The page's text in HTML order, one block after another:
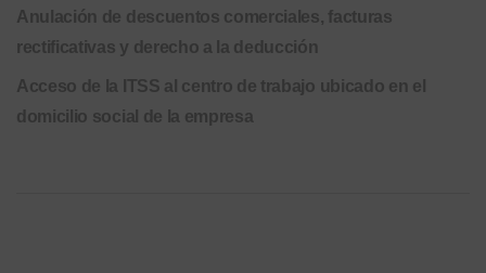
Anulación de descuentos comerciales, facturas
rectificativas y derecho a la deducción
Acceso de la ITSS al centro de trabajo ubicado en el
domicilio social de la empresa